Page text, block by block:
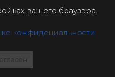
вашего браузера.
конфидециальности